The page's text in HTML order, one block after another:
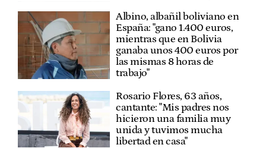
Albino, albañil boliviano en
España: "gano 1.400 euros,
mientras que en Bolivia
ganaba unos 400 euros por
las mismas 8 horas de
trabajo"
Rosario Flores, 63 años,
cantante: "Mis padres nos
hicieron una familia muy
unida y tuvimos mucha
libertad en casa"